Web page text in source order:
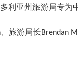
利亚州旅游局专为
、旅游局长Brendan